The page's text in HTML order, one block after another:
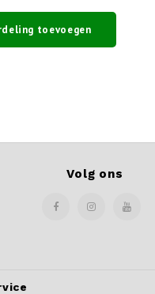
toevoegen
Volg ons